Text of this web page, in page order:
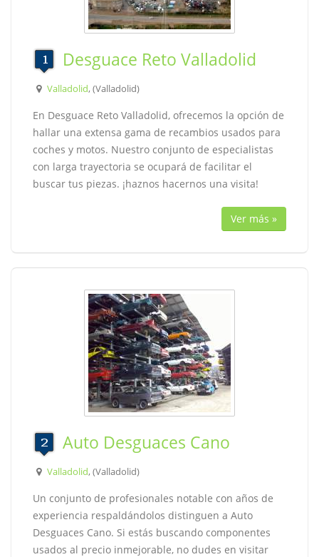
Desguace Reto Valladolid
Valladolid, (Valladolid)
En Desguace Reto Valladolid, ofrecemos la opción de
hallar una extensa gama de recambios usados para
coches y motos. Nuestro conjunto de especialistas
con larga trayectoria se ocupará de facilitar el
buscar tus piezas. ¡haznos hacernos una visita!
Ver más »
Auto Desguaces Cano
Valladolid, (Valladolid)
Un conjunto de profesionales notable con años de
experiencia respaldándolos distinguen a Auto
Desguaces Cano. Si estás buscando componentes
usados al precio inmejorable, no dudes en visitar